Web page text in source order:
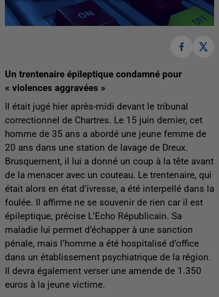
Un trentenaire épileptique condamné pour
« violences aggravées »
Il était jugé hier après-midi devant le tribunal
correctionnel de Chartres. Le 15 juin dernier, cet
homme de 35 ans a abordé une jeune femme de
20 ans dans une station de lavage de Dreux.
Brusquement, il lui a donné un coup à la tête avant
de la menacer avec un couteau. Le trentenaire, qui
était alors en état d’ivresse, a été interpellé dans la
foulée. Il affirme ne se souvenir de rien car il est
épileptique, précise L’Echo Républicain. Sa
maladie lui permet d’échapper à une sanction
pénale, mais l’homme a été hospitalisé d’office
dans un établissement psychiatrique de la région.
Il devra également verser une amende de 1.350
euros à la jeune victime.